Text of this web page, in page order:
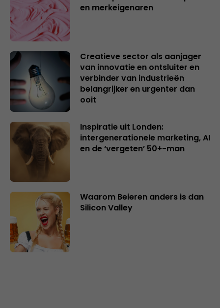
en merkeigenaren
Creatieve sector als aanjager
van innovatie en ontsluiter en
verbinder van industrieën
belangrijker en urgenter dan
ooit
Inspiratie uit Londen:
intergenerationele marketing, AI
en de ‘vergeten’ 50+-man
Waarom Beieren anders is dan
Silicon Valley